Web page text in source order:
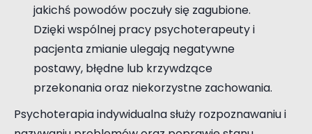
jakichś powodów poczuły się zagubione.
Dzięki wspólnej pracy psychoterapeuty i
pacjenta zmianie ulegają negatywne
postawy, błędne lub krzywdzące
przekonania oraz niekorzystne zachowania.
Psychoterapia indywidualna służy rozpoznawaniu i